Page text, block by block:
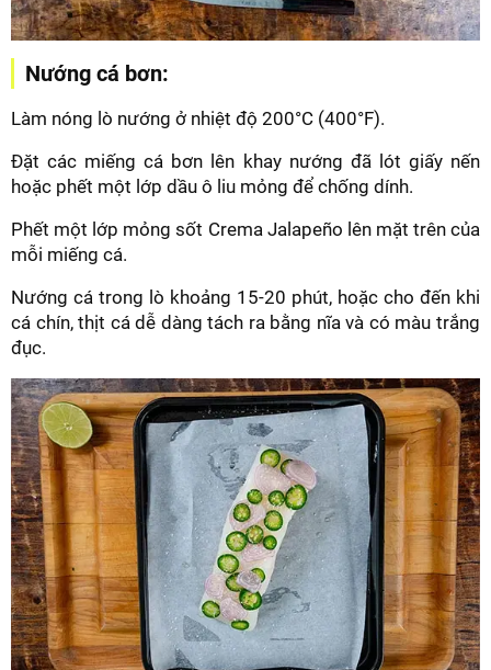
Nướng cá bơn:
Làm nóng lò nướng ở nhiệt độ 200°C (400°F).
Đặt các miếng cá bơn lên khay nướng đã lót giấy nến
hoặc phết một lớp dầu ô liu mỏng để chống dính.
Phết một lớp mỏng sốt Crema Jalapeño lên mặt trên của
mỗi miếng cá.
Nướng cá trong lò khoảng 15-20 phút, hoặc cho đến khi
cá chín, thịt cá dễ dàng tách ra bằng nĩa và có màu trắng
đục.